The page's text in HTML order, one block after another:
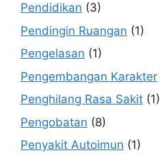
Pendidikan (3)
Pendingin Ruangan (1)
Pengelasan (1)
Pengembangan Karakter
Penghilang Rasa Sakit (1)
Pengobatan (8)
Penyakit Autoimun (1)